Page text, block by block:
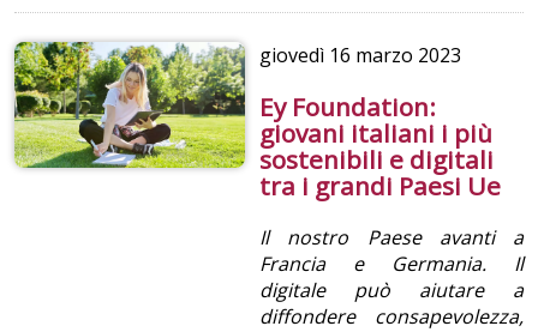
giovedì 16 marzo 2023
Ey Foundation:
giovani italiani i più
sostenibili e digitali
tra i grandi Paesi Ue
Il nostro Paese avanti a
Francia e Germania. Il
digitale può aiutare a
diffondere consapevolezza,